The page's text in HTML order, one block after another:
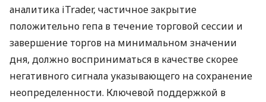
аналитика iTrader, частичное закрытие
положительно гепа в течение торговой сессии и
завершение торгов на минимальном значении
дня, должно восприниматься в качестве скорее
негативного сигнала указывающего на сохранение
неопределенности. Ключевой поддержкой в